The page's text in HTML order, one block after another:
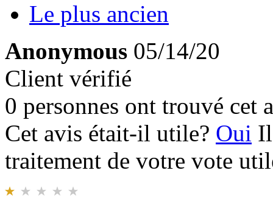
Le plus ancien
Anonymous 05/14/20
Client vérifié
0 personnes ont trouvé cet
Cet avis était-il utile? Oui
traitement de votre vote